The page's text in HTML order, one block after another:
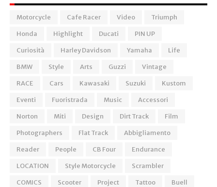
Motorcycle Cafe Racer Video
Triumph
Honda
Highlight Ducati
PIN UP
Curiosità
Harley Davidson Yamaha
Life
BMW
Style Arts Guzzi
Vintage
RACE
Cars Kawasaki Suzuki
Kustom
Eventi
Fuoristrada Music
Accessori
Norton
Miti Design Dirt Track
Film
Photographers
Flat Track
Abbigliamento
Reader
People CB Four
Endurance
LOCATION
Style Motorcycle
Scrambler
COMICS
Scooter Project Tattoo
Buell